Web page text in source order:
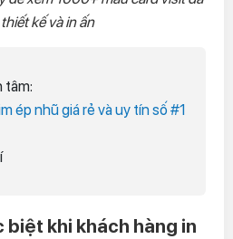
kế và in ấn
tâm:
ép nhũ giá rẻ và uy tín số #1
biệt khi khách hàng in